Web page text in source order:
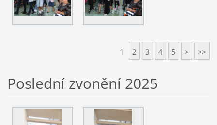
1 2 3 4 5 > >>
Poslední zvonění 2025